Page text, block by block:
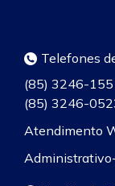
Telefones
(85) 3246-
(85) 3246-
Atendimento